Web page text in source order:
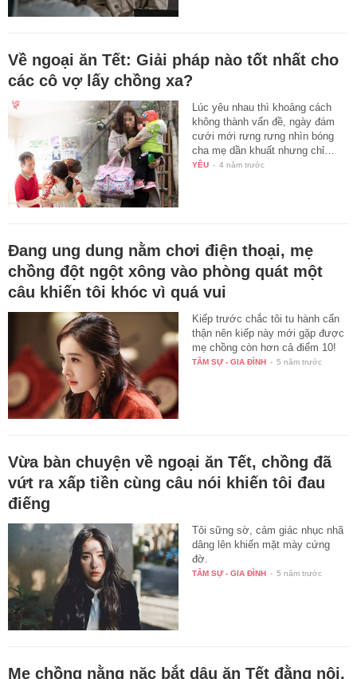
Về ngoại ăn Tết: Giải pháp nào tốt nhất cho
các cô vợ lấy chồng xa?
Lúc yêu nhau thì khoảng cách
không thành vấn đề, ngày đám
cưới mới rưng rưng nhìn bóng
cha mẹ dần khuất nhưng chỉ…
YÊU - 4 năm trước
Đang ung dung nằm chơi điện thoại, mẹ
chồng đột ngột xông vào phòng quát một
câu khiến tôi khóc vì quá vui
Kiếp trước chắc tôi tu hành cẩn
thận nên kiếp này mới gặp được
mẹ chồng còn hơn cả điểm 10!
TÂM SỰ - GIA ĐÌNH - 5 năm trước
Vừa bàn chuyện về ngoại ăn Tết, chồng đã
vứt ra xấp tiền cùng câu nói khiến tôi đau
điếng
Tôi sững sờ, cảm giác nhục nhã
dâng lên khiến mặt mày cứng
đờ.
TÂM SỰ - GIA ĐÌNH - 5 năm trước
Mẹ chồng nằng nặc bắt dâu ăn Tết đằng nội,